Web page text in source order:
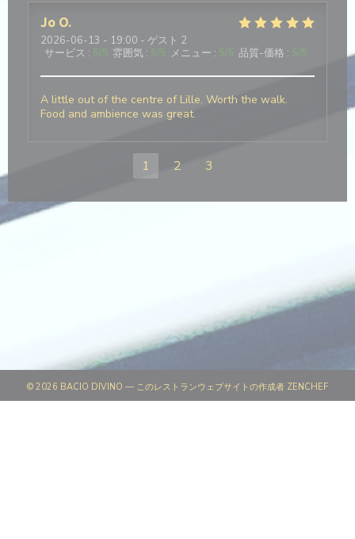
Jo O
2026-06-13 - 19:00 - ゲスト 2
サービス : 雰囲気 : メニュー : 品質-価格 :
A little out of the centre of Lille. Worth the walk.
Food and ambience was great.
1 2 3
© 2026 BACIO DIVINO — このレストランウェブサイトの作成者 ZENCHEF((新し